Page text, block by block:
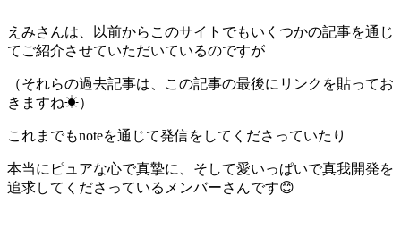
えみさんは、以前からこのサイトでもいくつかの記事を通じ
てご紹介させていただいているのですが
（それらの過去記事は、この記事の最後にリンクを貼ってお
きますね☀）
これまでもnoteを通じて発信をしてくださっていたり
本当にピュアな心で真摯に、そして愛いっぱいで真我開発を
追求してくださっているメンバーさんです😊